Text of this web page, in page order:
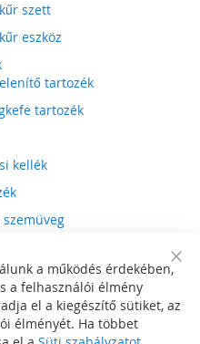
szett
eszköz
tartozék
tartozék
kellék
Bar
a működés érdekében,
a felhasználói élmény
el a kiegészítő sütiket, az
élményét. Ha többet